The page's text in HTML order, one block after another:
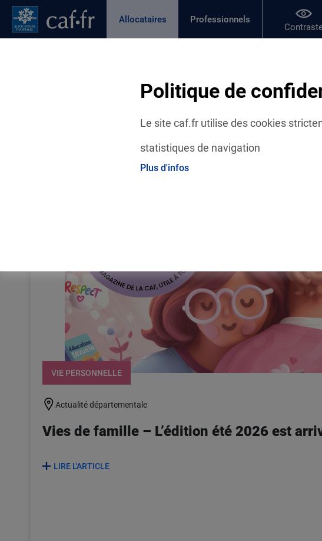
Politique de
Le site caf.fr utilise des cookies
statistiques de navigation
Plus d'infos
Contenu principal
Pied de page
Allocataires
Page active
Professionnels
Caf de Maine-et-Loire :
VIE PERSONNELLE
Actualité départementale
Vies de famille – L’édition été 2026 est
LIRE L'ARTICLE